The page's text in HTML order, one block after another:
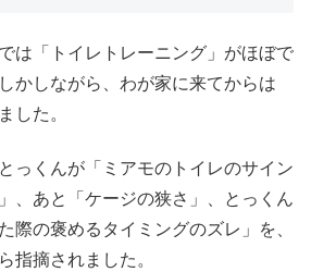
は「トイレトレーニング」がほぼで
かしながら、わが家に来てからは
した。
っくんが「ミアモのトイレのサイン
、あと「ケージの狭さ」、とっくん
際の褒めるタイミングのズレ」を、
指摘されました。